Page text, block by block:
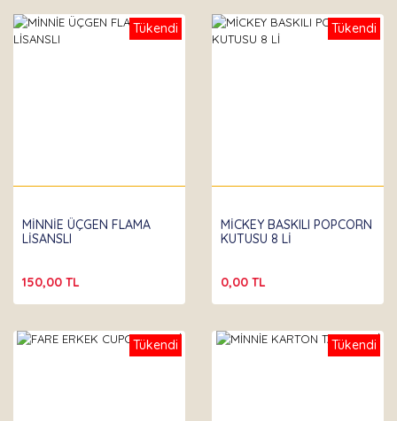
Tükendi
MİNNİE ÜÇGEN FLAMA
LİSANSLI
150,00 TL
Tükendi
MİCKEY BASKILI POPCORN
KUTUSU 8 Lİ
0,00 TL
Tükendi Tükendi